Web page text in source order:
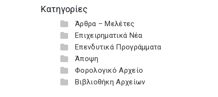
Κατηγορίες
Άρθρα – Μελέτες
Επιχειρηματικά Νέα
Επενδυτικά Προγράμματα
Άποψη
Φορολογικό Αρχείο
Βιβλιοθήκη Αρχείων